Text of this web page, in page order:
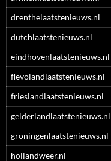
drenthelaatstenieuws.nl
dutchlaatstenieuws.nl
eindhovenlaatstenieuws.nl
flevolandlaatstenieuws.nl
frieslandlaatstenieuws.nl
gelderlandlaatstenieuws.nl
groningenlaatstenieuws.nl
hollandweer.nl